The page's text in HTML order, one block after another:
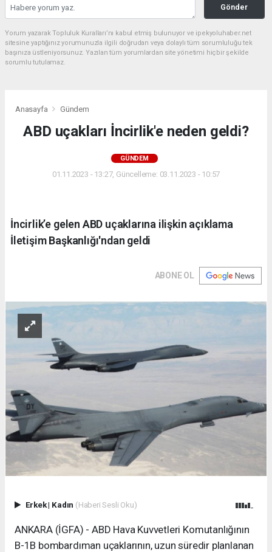
Gönder
Yorum yazarak Topluluk Kuralları’nı kabul etmiş bulunuyor ve ipekyoluhaber.net
sitesine yaptığınız yorumunuzla ilgili doğrudan veya dolaylı tüm sorumluluğu tek
başınıza üstleniyorsunuz. Yazılan tüm yorumlardan site yönetimi hiçbir şekilde
sorumlu tutulamaz.
Anasayfa Gündem
ABD uçakları İncirlik'e neden geldi?
GÜNDEM
01.11.2023 - 13:27, Güncelleme: 03.11.2023 - 10:57
İncirlik’e gelen ABD uçaklarına ilişkin açıklama
İletişim Başkanlığı'ndan geldi
ABONE OL
Erkek| Kadın (Haberi Sesli Oku)
ANKARA (İGFA) - ABD Hava Kuvvetleri Komutanlığının
B-1B bombardıman uçaklarının, uzun süredir planlanan